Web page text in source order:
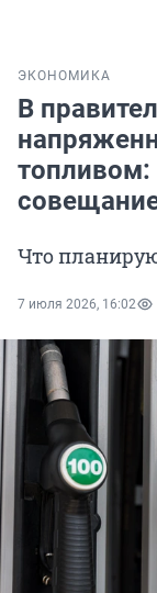
ЭКОНОМИКА
В
топливом:
Что
7 июля 2026, 16:02